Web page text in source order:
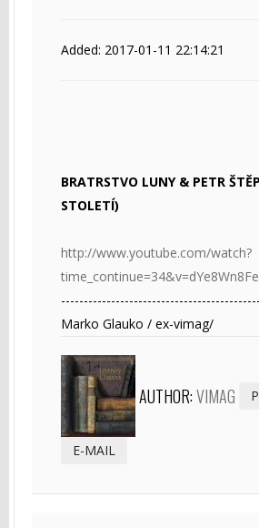
Added: 2017-01-11 22:14:21
BRATRSTVO LUNY & PETR
STOLETÍ)
http://www.youtube.com/watch?
Marko Glauko / ex-vimag/
AUTHOR:VIMAG
E-MAIL